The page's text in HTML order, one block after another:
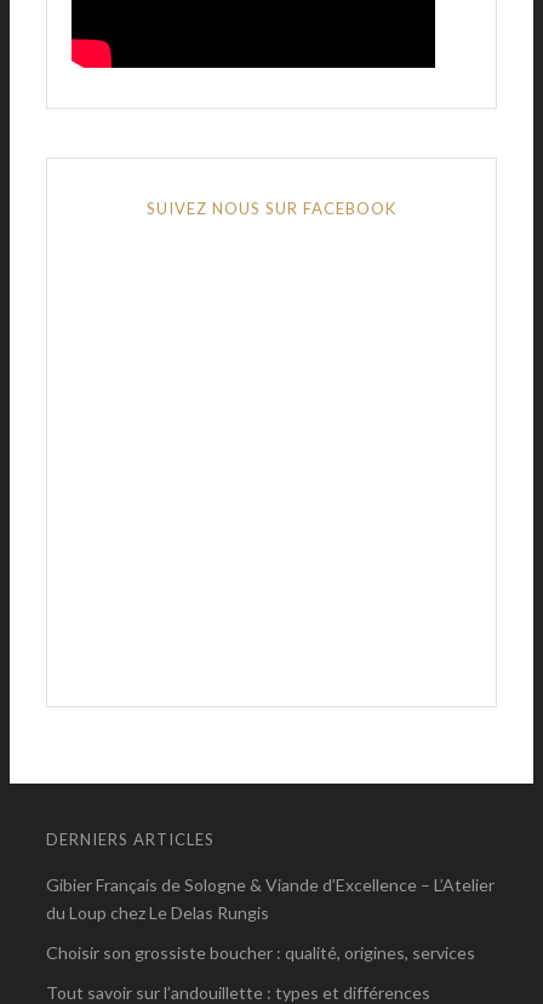
SUIVEZ NOUS SUR FACEBOOK
DERNIERS ARTICLES
Gibier Français de Sologne & Viande d’Excellence – L’Atelier
du Loup chez Le Delas Rungis
Choisir son grossiste boucher : qualité, origines, services
Tout savoir sur l’andouillette : types et différences